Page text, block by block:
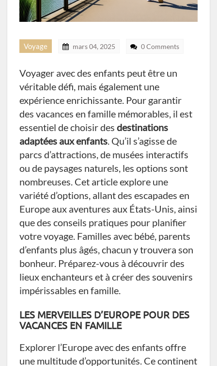
Voyage mars 04, 2025 0 Comments
Voyager avec des enfants peut être un
véritable défi, mais également une
expérience enrichissante. Pour garantir
des vacances en famille mémorables, il est
essentiel de choisir des destinations
adaptées aux enfants. Qu’il s’agisse de
parcs d’attractions, de musées interactifs
ou de paysages naturels, les options sont
nombreuses. Cet article explore une
variété d’options, allant des escapades en
Europe aux aventures aux États-Unis, ainsi
que des conseils pratiques pour planifier
votre voyage. Familles avec bébé, parents
d’enfants plus âgés, chacun y trouvera son
bonheur. Préparez-vous à découvrir des
lieux enchanteurs et à créer des souvenirs
impérissables en famille.
LES MERVEILLES D’EUROPE POUR DES
VACANCES EN FAMILLE
Explorer l’Europe avec des enfants offre
une multitude d’opportunités. Ce continent